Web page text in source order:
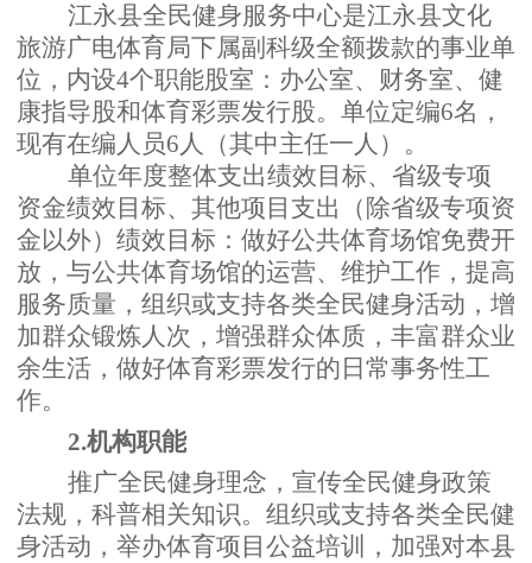
江永县全民健身服务中心是江永县文化
旅游广电体育局下属副科级全额拨款的事业单
位，内设4个职能股室：办公室、财务室、健
康指导股和体育彩票发行股。单位定编6名，
现有在编人员6人（其中主任一人）。
单位年度整体支出绩效目标、省级专项
资金绩效目标、其他项目支出（除省级专项资
金以外）绩效目标：做好公共体育场馆免费开
放，与公共体育场馆的运营、维护工作，提高
服务质量，组织或支持各类全民健身活动，增
加群众锻炼人次，增强群众体质，丰富群众业
余生活，做好体育彩票发行的日常事务性工
作。
2.机构职能
推广全民健身理念，宣传全民健身政策
法规，科普相关知识。组织或支持各类全民健
身活动，举办体育项目公益培训，加强对本县